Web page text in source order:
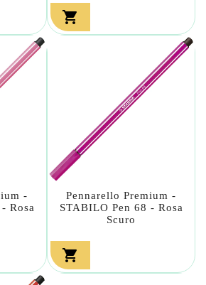

-
Rosa
Pennarello Premium -
STABILO Pen 68 - Rosa
Scuro
